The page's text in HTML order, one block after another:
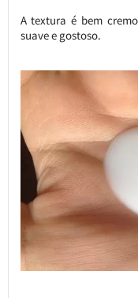
A textura é bem
suave e gostoso.